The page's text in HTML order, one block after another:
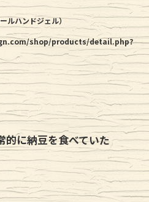
ルハンドジェル）
shop/products/detail.php?
的に納豆を食べていた